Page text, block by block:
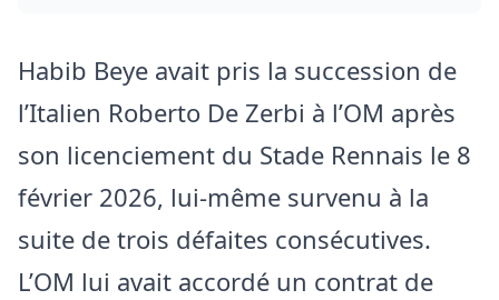
Habib Beye avait pris la succession de
l’Italien Roberto De Zerbi à l’OM après
son licenciement du Stade Rennais le 8
février 2026, lui-même survenu à la
suite de trois défaites consécutives.
L’OM lui avait accordé un contrat de